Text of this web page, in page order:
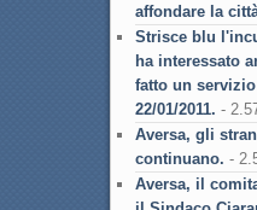
affondare la
Strisce blu
ha interessato
fatto un
22/01/2011. -
Aversa, gli
continuano. -
Aversa, il